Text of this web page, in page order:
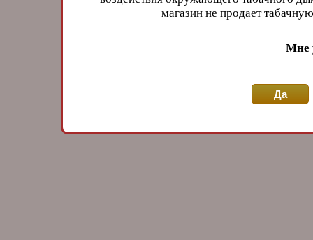
магазин не продает
Мне
Да